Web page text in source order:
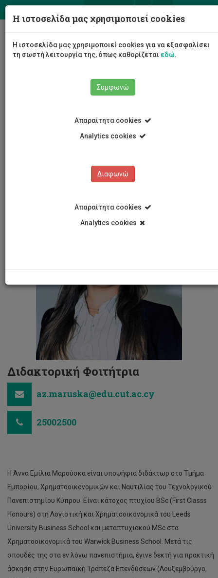
Σχολή Διοίκησης και Οικονομίας
Τμήμα Χρηματοοικονομικής, Λογιστικής και
Προσωπικό Τμήματος
Διδακτορικοί Φοιτητές
Άννα Εμίλια Μαρούσκα
Άννα Εμίλια Μαρούσκα
Διδακτορική Φοιτήτρια
az.maruska@edu.cut.ac.cy
25002500
Η Άννα Εμίλια Μαρούσκα είναι υποψήφια διδάκτωρ στο Τμήμα
Εμπορίου, Χρηματοοικονομικών και Ναυτιλίας του Τεχνολογικού
Πανεπιστημίου Κύπρου. Είναι κάτοχος πτυχίου BSc (First Classs
Honours) στη Λογιστική και Χρηματοοικονομικά του Leeds
University Business School και μεταπτυχιακού MSc στα
Χρηματοοικονομικά του Warwick Business School. Μετά τις
σπουδές της στα εν λόγω πανεπιστήμια, έγινε δεκτή για πρακτική
άσκηση στην Ευρωπαϊκή Τράπεζα Επενδύσεων (Λουξεμβούργο,
Η ιστοσελίδα μας χρησιμοποιεί cookies
Η ιστοσελίδα μας χρησιμοποιεί cookies για να εξασφαλίσει
τη σωστή λειτουργία της, όπως καθορίζεται εδώ.
Συμφωνώ
Απαραίτητα cookies
Analytics cookies
Διαφωνώ
Απαραίτητα cookies
Analytics cookies